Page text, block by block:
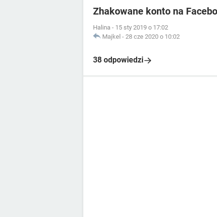
Zhakowane konto na
Halina - 15 sty 2019 o 17:02
Majkel - 28 cze 2020 o 10:02
38 odpowiedzi